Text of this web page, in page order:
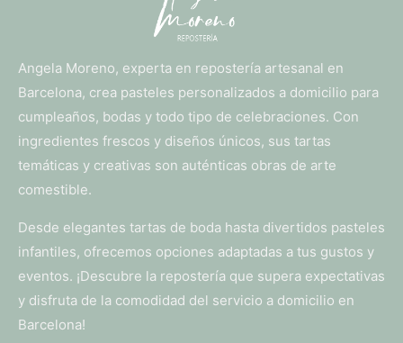
Angela Moreno, experta en repostería artesanal en
Barcelona, crea pasteles personalizados a domicilio para
cumpleaños, bodas y todo tipo de celebraciones. Con
ingredientes frescos y diseños únicos, sus tartas
temáticas y creativas son auténticas obras de arte
comestible.
Desde elegantes tartas de boda hasta divertidos pasteles
infantiles, ofrecemos opciones adaptadas a tus gustos y
eventos. ¡Descubre la repostería que supera expectativas
y disfruta de la comodidad del servicio a domicilio en
Barcelona!